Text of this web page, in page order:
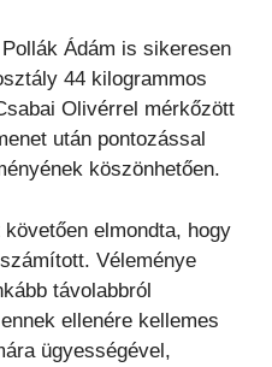
Ádám is sikeresen
44 kilogrammos
Olivérrel mérkőzött
után pontozással
köszönhetően.
elmondta, hogy
Véleménye
távolabbról
ellenére kellemes
ügyességével,